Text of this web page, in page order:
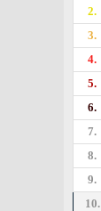
2.
3.
4.
5.
6.
7.
8.
9.
10.